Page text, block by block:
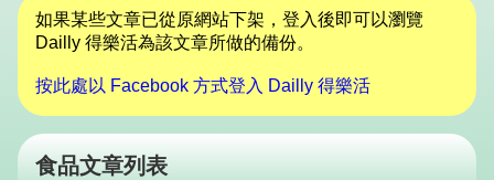
如果某些文章已從原網站下架，登入後即可以瀏覽
Dailly 得樂活為該文章所做的備份。
按此處以 Facebook 方式登入 Dailly 得樂活
食品文章列表